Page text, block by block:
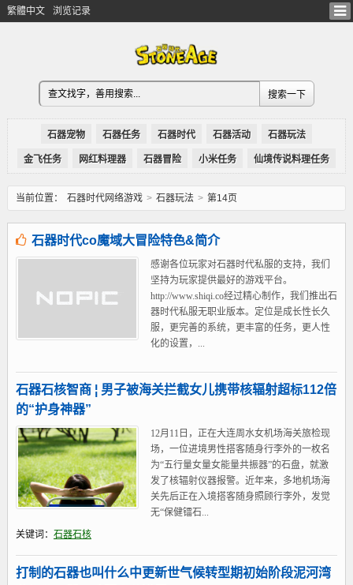
繁體中文 浏览记录
石器宠物 石器任务 石器时代 石器活动 石器玩法
金飞任务 网红料理器 石器冒险 小米任务 仙境传说料理任务
当前位置： 石器时代网络游戏 > 石器玩法 > 第14页
石器时代co魔域大冒险特色&简介
感谢各位玩家对石器时代私服的支持，我们
坚持为玩家提供最好的游戏平台。
http://www.shiqi.co经过精心制作，我们推出石
器时代私服无职业版本。定位是成长性长久
服，更完善的系统，更丰富的任务，更人性
化的设置，...
石器石核智商 ¦ 男子被海关拦截女儿携带核辐射超标112倍
的“护身神器”
12月11日，正在大连周水女机场海关旅检现
场，一位进境男性搭客随身行李外的一枚名
为“五行量女量女能量共振器”的石盘，就激
发了核辐射仪器报警。近年来，多地机场海
关先后正在入境搭客随身照顾行李外，发觉
无“保健镭石...
关键词： 石器石核
打制的石器也叫什么中更新世气候转型期初始阶段泥河湾